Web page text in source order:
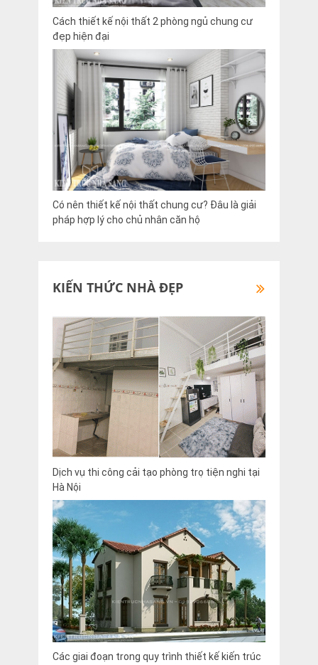
Cách thiết kế nội thất 2 phòng ngủ chung cư
đẹp hiện đại
Có nên thiết kế nội thất chung cư? Đâu là giải
pháp hợp lý cho chủ nhân căn hộ
KIẾN THỨC NHÀ ĐẸP
Dịch vụ thi công cải tạo phòng trọ tiện nghi tại
Hà Nội
Các giai đoạn trong quy trình thiết kế kiến trúc